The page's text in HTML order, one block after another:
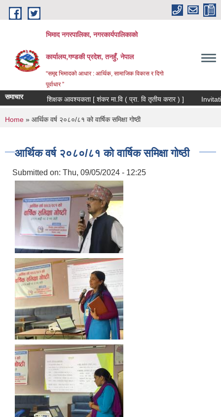
Skip to main content
भिमाद नगरपालिका, नगरकार्यपालिकाको
कार्यालय,गण्डकी प्रदेश, तनहुँ, नेपाल
“समृद्द भिमादको आधार : आर्थिक, सामाजिक विकास र दिगो
पूर्वाधार ”
समाचार शिक्षक आवश्यकता [ शंकर मा.वि ( प्रा. वि तृतीय करार ) ]
You are here
Home » आर्थिक वर्ष २०८०/८१ को वार्षिक समिक्षा गोष्ठी
आर्थिक वर्ष २०८०/८१ को वार्षिक समिक्षा गोष्ठी
Submitted on: Thu, 09/05/2024 - 12:25